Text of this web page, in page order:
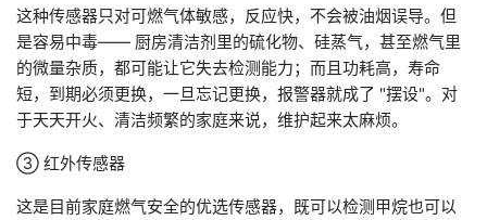
这种传感器只对可燃气体敏感，反应快，不会被油烟误导。但
是容易中毒—— 厨房清洁剂里的硫化物、硅蒸气，甚至燃气里
的微量杂质，都可能让它失去检测能力；而且功耗高，寿命
短，到期必须更换，一旦忘记更换，报警器就成了 "摆设"。对
于天天开火、清洁频繁的家庭来说，维护起来太麻烦。
③ 红外传感器
这是目前家庭燃气安全的优选传感器，既可以检测甲烷也可以